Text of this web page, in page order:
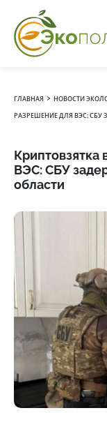
ГЛАВНАЯ › НОВОСТИ
РАЗРЕШЕНИЕ ДЛЯ ВЭС: СБУ
Криптовзятка
ВЭС: СБУ
области